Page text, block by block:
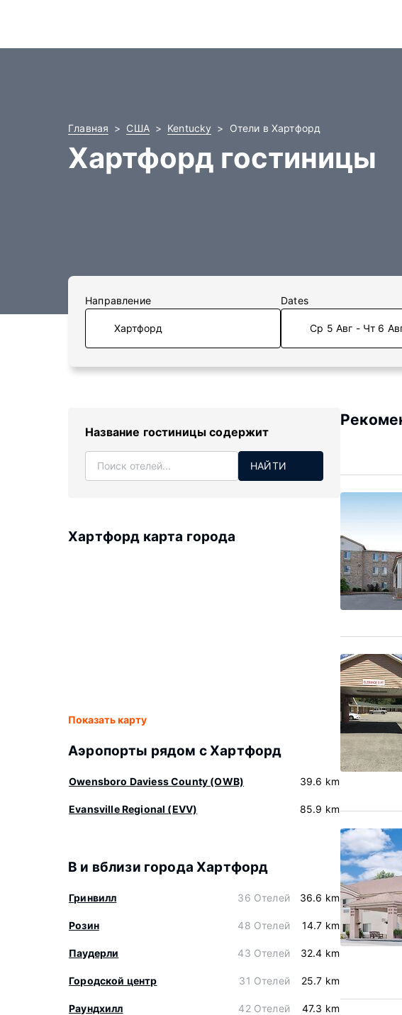
Главная США Kentucky Отели в Хартфорд
Хартфорд гостиницы
Направление Dates
Ср 5 Авг - Чт 6
Название гостиницы содержит
НАЙТИ
Хартфорд карта города
Показать карту
Аэропорты рядом с Хартфорд
Owensboro Daviess County (OWB) 39.6 km
Evansville Regional (EVV) 85.9 km
В и вблизи города Хартфорд
Гринвилл 36 Отелей 36.6 km
Розин 48 Отелей 14.7 km
Паудерли 43 Отелей 32.4 km
Городской центр 31 Отелей 25.7 km
Раундхилл 42 Отелей 47.3 km